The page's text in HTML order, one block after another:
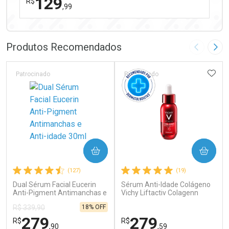
,99
Dermaclub
Ativar Desconto
Comprar sem Desconto
Por Menos
Comprar sem Desconto
Produtos Recomendados Imagem
(127)
Dual Sérum Facial Eucerin
Anti-Pigment Antimanchas e
Patrocinado
R$ 339,90
R$279,90
18% OFF
COMPRAR
(19)
Sérum Anti-Idade Colágeno
Vichy Liftactiv Colagenn
Patrocinado
R$279,59
COMPRAR